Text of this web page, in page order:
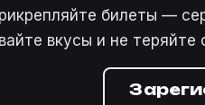
билеты —
вкусы и не